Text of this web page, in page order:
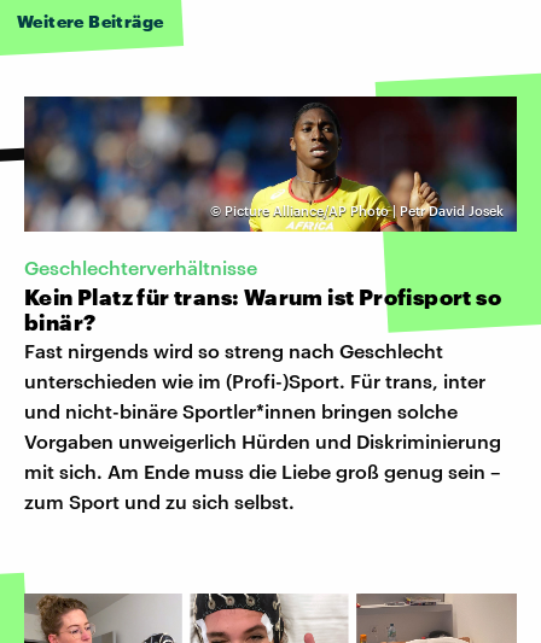
Weitere Beiträge
©Picture Alliance/AP Photo | Petr David Josek
Geschlechterverhältnisse
Kein Platz für trans: Warum ist Profisport so
binär?
Fast nirgends wird so streng nach Geschlecht
unterschieden wie im (Profi-)Sport. Für trans, inter
und nicht-binäre Sportler*innen bringen solche
Vorgaben unweigerlich Hürden und Diskriminierung
mit sich. Am Ende muss die Liebe groß genug sein –
zum Sport und zu sich selbst.